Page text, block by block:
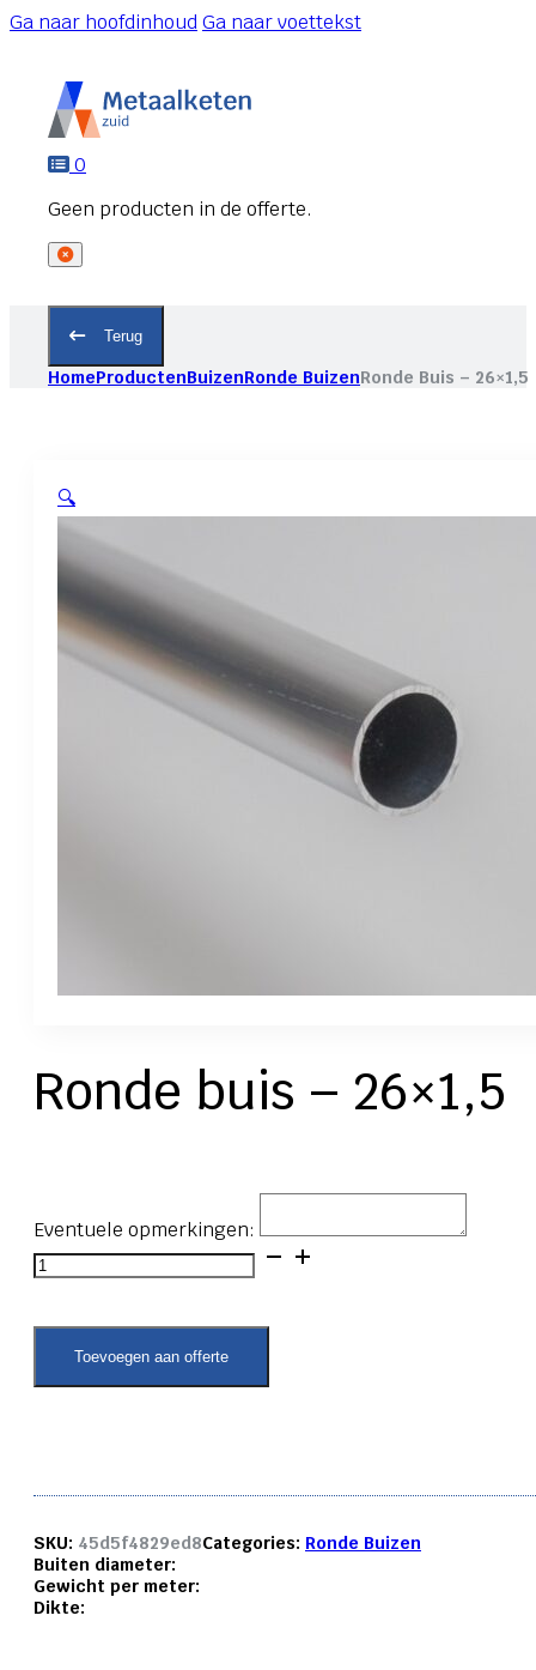
Ga naar hoofdinhoudGa naar voettekst
0
Terug
HomeProductenBuizenRonde BuizenRonde Buis – 26×1,5
🔍
Ronde buis – 26×1,5
Eventuele opmerkingen:
Ronde
buis
26x1,5
aantalToevoegen aan offerte
SKU: 45d5f4829ed8Categories: Ronde Buizen
Buiten diameter:
Gewicht per meter:
Dikte: